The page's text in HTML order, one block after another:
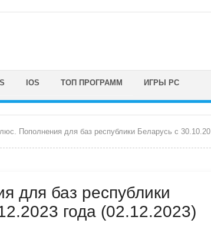
IOS ТОП ПРОГРАММ ИГРЫ PC
для баз республики Беларусь с 30.10.2023 по 02.12.2023 года
для баз республики
года (02.12.2023)